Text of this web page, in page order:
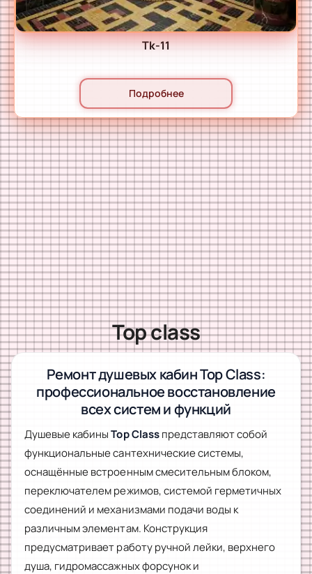
Tk-11
Подробнее
Top class
Ремонт душевых кабин Top Class:
профессиональное восстановление
всех систем и функций
Душевые кабиныTop Classпредставляют собой
функциональные сантехнические системы,
оснащённые встроенным смесительным блоком,
переключателем режимов, системой герметичных
соединений и механизмами подачи воды к
различным элементам. Конструкция
предусматривает работу ручной лейки, верхнего
душа, гидромассажных форсунок и